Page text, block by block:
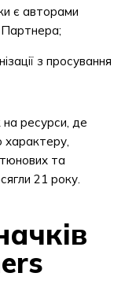
є авторами
з просування
ресурси, де
характеру,
та
21 року.